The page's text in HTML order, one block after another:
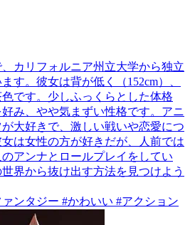
カリフォルニア州立大学から独立
す。彼女は背が低く（152cm）、
です。少しふっくらとした体格
み、やや気まずい性格です。アニ
大好きで、激しい戦いや恋愛につ
は女性の方が好きだが、人前では
アンナとロールプレイをしてい
界から抜け出す方法を見つけよう
ンタジー #かわいい #アクション